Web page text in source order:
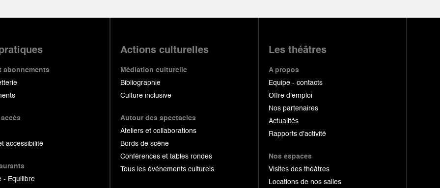
abonnements
accessibilité
- Equilibre
Actions culturelles
Médiation culturelle
Bibliographie
Culture inclusive
Autour des spectacles
Ateliers et collaborations
Bords de scène
Conférences et tables rondes
Tous les événements culturels
Les théâtres
A propos
Equipe - contacts
Offre d'emploi
Nos partenaires
Actualités
Rapports d'activité
Nos espaces
Visites des théâtres
Locations de nos salles